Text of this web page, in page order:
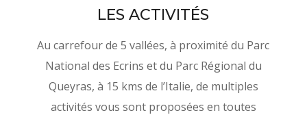
LES ACTIVITÉS
Au carrefour de 5 vallées, à proximité du Parc
National des Ecrins et du Parc Régional du
Queyras, à 15 kms de l’Italie, de multiples
activités vous sont proposées en toutes